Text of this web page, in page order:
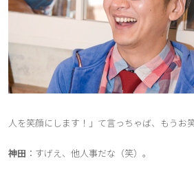
人を笑顔にします！」て言っちゃば、もうお
神田 ：すげえ、他人事だな（笑）。